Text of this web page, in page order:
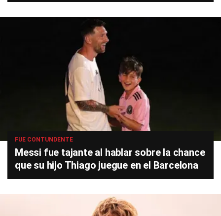
FUE CONTUNDENTE
Messi fue tajante al hablar sobre la chance
que su hijo Thiago juegue en el Barcelona